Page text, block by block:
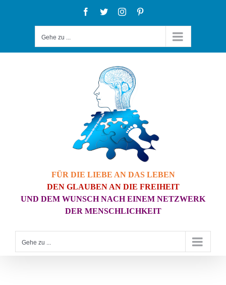
Facebook
TwitterInstagram
Gehe zu ...
FÜR DIE LIEBE AN DAS LEBEN
DEN GLAUBEN AN DIE FREIHEIT
UND DEM WUNSCH NACH EINEM NETZWERK
DER MENSCHLICHKEIT
Gehe zu ...